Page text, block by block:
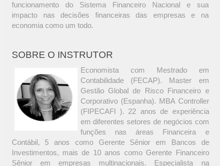
funcionamento do Sistema Financeiro Nacional e sua
impacto nas decisões financeiras das empresas e na
economia como um todo.
SOBRE O INSTRUTOR
Economista com Mestrado em
Contabilidade (FECAP). Master em
Gestão Global de Risco Financeiro e
Corporativo (Espanha). MBA Controller
(FIPECAFI ). 22 anos de experiência
em diferentes setores de negócios com
funções nas áreas Financeira e
Contábil, 5 anos como Gerente Sênior em Bancos de
Investimentos, mais de 10 anos como Gerente Financeiro
Sênior em empresas multinacionais. Especialista na